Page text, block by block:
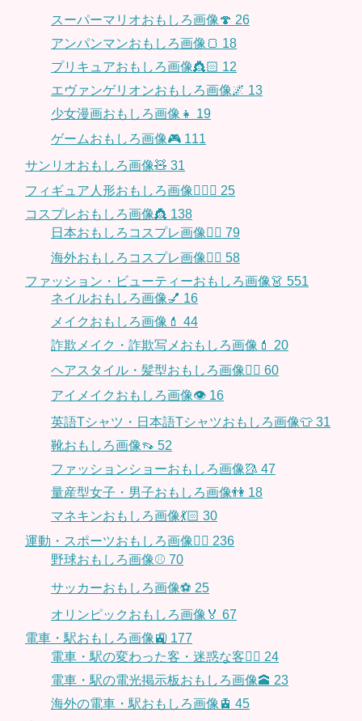
スーパーマリオおもしろ画像🍄 26
アンパンマンおもしろ画像🍞 18
プリキュアおもしろ画像👸🏻 12
エヴァンゲリオンおもしろ画像🌌 13
少女漫画おもしろ画像👧 19
ゲームおもしろ画像🎮 111
サンリオおもしろ画像🧸 31
フィギュア人形おもしろ画像🧍🏼‍♂️ 25
コスプレおもしろ画像👸 138
日本おもしろコスプレ画像🧝‍♀️ 79
海外おもしろコスプレ画像🧝‍♂️ 58
ファッション・ビューティーおもしろ画像👗 551
ネイルおもしろ画像💅 16
メイクおもしろ画像💄 44
詐欺メイク・詐欺写メおもしろ画像💄 20
ヘアスタイル・髪型おもしろ画像👱‍♀️ 60
アイメイクおもしろ画像👁 16
英語Tシャツ・日本語Tシャツおもしろ画像👕 31
靴おもしろ画像👡 52
ファッションショーおもしろ画像🥻 47
量産型女子・男子おもしろ画像👫 18
マネキンおもしろ画像💃🏻 30
運動・スポーツおもしろ画像🏃‍♂️ 236
野球おもしろ画像⚾ 70
サッカーおもしろ画像⚽️ 25
オリンピックおもしろ画像🏅 67
電車・駅おもしろ画像🚉 177
電車・駅の変わった客・迷惑な客🤦‍♀️ 24
電車・駅の電光掲示板おもしろ画像🕋 23
海外の電車・駅おもしろ画像🚊 45